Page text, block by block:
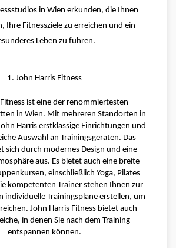
in Wien erkunden, die Ihnen
Ihre Fitnessziele zu erreichen und ein
Leben zu führen.
1. John Harris Fitness
ist eine der renommiertesten
in Wien. Mit mehreren Standorten in
Harris erstklassige Einrichtungen und
Auswahl an Trainingsgeräten. Das
sich durch modernes Design und eine
aus. Es bietet auch eine breite
einschließlich Yoga, Pilates
kompetenten Trainer stehen Ihnen zur
individuelle Trainingspläne erstellen, um
John Harris Fitness bietet auch
in denen Sie nach dem Training
entspannen können.